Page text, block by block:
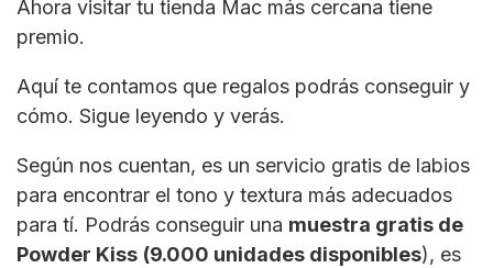
Ahora visitar tu tienda Mac más cercana tiene
premio.
Aquí te contamos que regalos podrás conseguir y
cómo. Sigue leyendo y verás.
Según nos cuentan, es un servicio gratis de labios
para encontrar el tono y textura más adecuados
para tí. Podrás conseguir una muestra gratis de
Powder Kiss (9.000 unidades disponibles), es